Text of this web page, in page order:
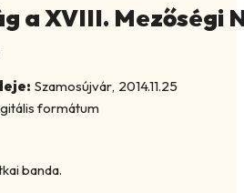
a XVIII. Mezőségi
Szamosújvár, 2014.11.25
formátum
banda.